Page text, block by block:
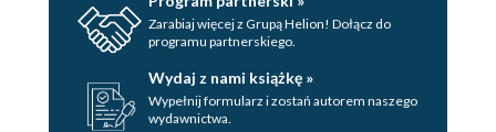
Zarabiaj więcej z Grupą Helion! Dołącz do
programu partnerskiego.
Wydaj z nami książkę »
Wypełnij formularz i zostań autorem naszego
wydawnictwa.